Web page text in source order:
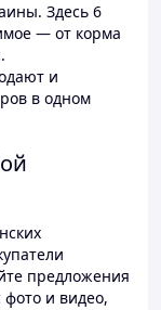
Здесь 6
— от корма
и
в одном
предложения
и видео,